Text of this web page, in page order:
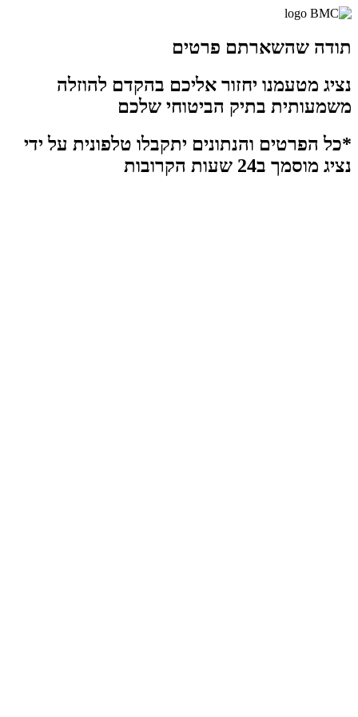
תודה שהשארתם פרטים
נציג מטעמנו יחזור אליכם בהקדם להוזלה
משמעותית בתיק הביטוחי שלכם
*כל הפרטים והנתונים יתקבלו טלפונית על ידי
נציג מוסמך ב24 שעות הקרובות